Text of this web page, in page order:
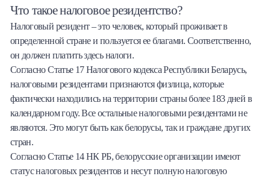
Премиальный сервис Prime Line
Мобильный банк MOBY
Потребительский кредит
Карта КАКТУС
Продукты для Бизнеса
Что такое налоговое резидентство?
Налоговый резидент – это человек, который проживает в
определенной стране и пользуется ее благами. Соответственно,
он должен платить здесь налоги.
Согласно Статье 17 Налогового кодекса Республики Беларусь,
налоговыми резидентами признаются физлица, которые
фактически находились на территории страны более 183 дней в
календарном году. Все остальные налоговыми резидентами не
являются. Это могут быть как белорусы, так и граждане других
стран.
Согласно Статье 14 НК РБ, белорусские организации имеют
статус налоговых резидентов и несут полную налоговую